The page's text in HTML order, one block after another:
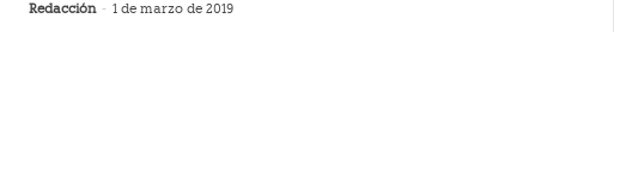
Redacción - 1 de marzo de 2019